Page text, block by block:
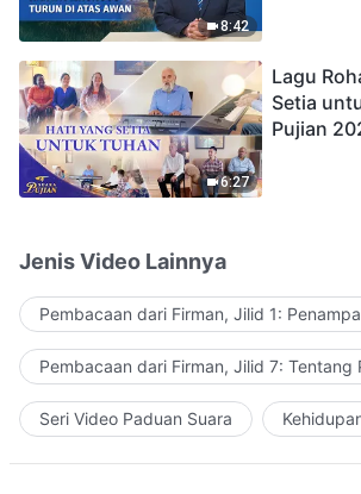
8:42
6:27
Lagu
Setia
Pujian
Jenis Video Lainnya
Pembacaan dari Firman, Jilid 1:
Pembacaan dari Firman, Jilid 7: Tentang
Seri Video Paduan Suara